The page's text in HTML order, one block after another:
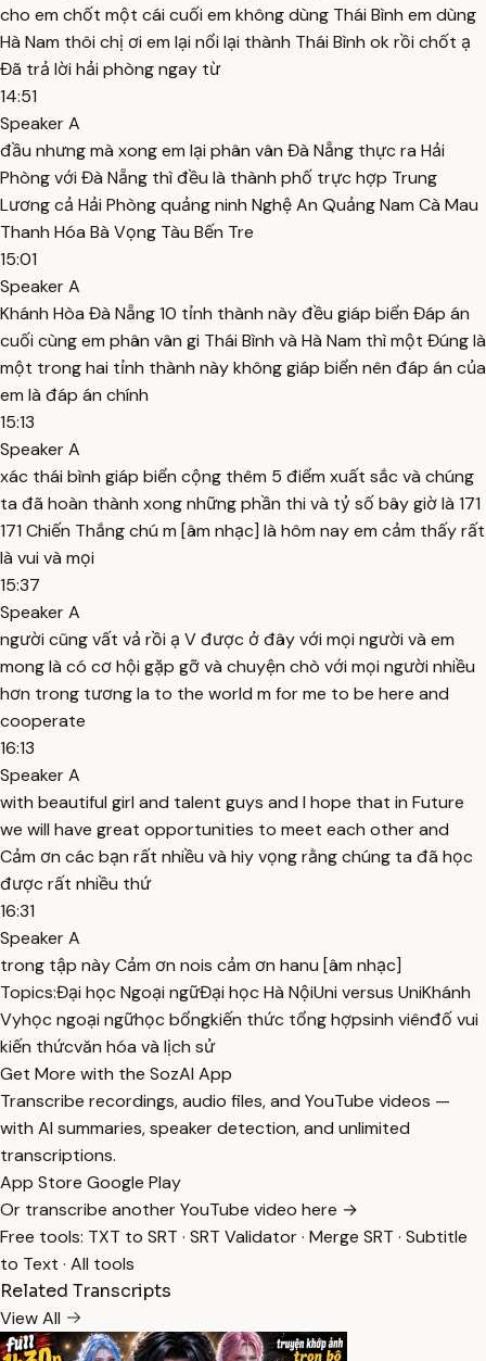
cho em chốt một cái cuối em không dùng Thái Bình em dùng
Hà Nam thôi chị ơi em lại nổi lại thành Thái Bình ok rồi chốt ạ
Đã trả lời hải phòng ngay từ
14:51
Speaker A
đầu nhưng mà xong em lại phân vân Đà Nẵng thực ra Hải
Phòng với Đà Nẵng thì đều là thành phố trực hợp Trung
Lương cả Hải Phòng quảng ninh Nghệ An Quảng Nam Cà Mau
Thanh Hóa Bà Vọng Tàu Bến Tre
15:01
Speaker A
Khánh Hòa Đà Nẵng 10 tỉnh thành này đều giáp biển Đáp án
cuối cùng em phân vân gi Thái Bình và Hà Nam thì một Đúng là
một trong hai tỉnh thành này không giáp biển nên đáp án của
em là đáp án chính
15:13
Speaker A
xác thái bình giáp biển cộng thêm 5 điểm xuất sắc và chúng
ta đã hoàn thành xong những phần thi và tỷ số bây giờ là 171
171 Chiến Thắng chú m [âm nhạc] là hôm nay em cảm thấy rất
là vui và mọi
15:37
Speaker A
người cũng vất vả rồi ạ V được ở đây với mọi người và em
mong là có cơ hội gặp gỡ và chuyện chò với mọi người nhiều
hơn trong tương la to the world m for me to be here and
cooperate
16:13
Speaker A
with beautiful girl and talent guys and I hope that in Future
we will have great opportunities to meet each other and
Cảm ơn các bạn rất nhiều và hiy vọng rằng chúng ta đã học
được rất nhiều thứ
16:31
Speaker A
trong tập này Cảm ơn nois cảm ơn hanu [âm nhạc]
Topics:Đại học Ngoại ngữĐại học Hà NộiUni versus UniKhánh
Vyhọc ngoại ngữhọc bổngkiến thức tổng hợpsinh viênđố vui
kiến thứcvăn hóa và lịch sử
Get More with the SozAI App
Transcribe recordings, audio files, and YouTube videos —
with AI summaries, speaker detection, and unlimited
transcriptions.
App Store Google Play
Or transcribe another YouTube video here →
Free tools: TXT to SRT · SRT Validator· Merge SRT · Subtitle
to Text · All tools
Related Transcripts
View All